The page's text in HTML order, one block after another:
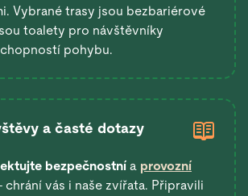
Vybrané trasy jsou bezbariérové
toalety pro návštěvníky
pohybu.
a časté dotazy
bezpečnostní a provozní
chrání vás i naše zvířata. Připravili